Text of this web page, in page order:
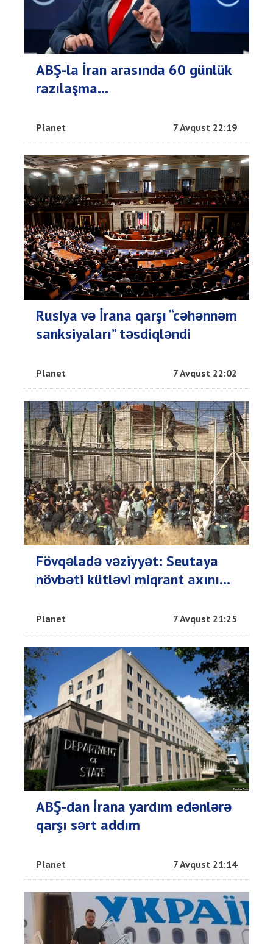
ABŞ-la İran arasında 60 günlük
razılaşma...
Planet 7 Avqust 22:19
Rusiya və İrana qarşı “cəhənnəm
sanksiyaları” təsdiqləndi
Planet 7 Avqust 22:02
Fövqəladə vəziyyət: Seutaya
növbəti kütləvi miqrant axını...
Planet 7 Avqust 21:25
ABŞ-dan İrana yardım edənlərə
qarşı sərt addım
Planet 7 Avqust 21:14